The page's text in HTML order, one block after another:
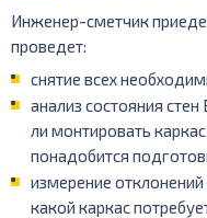
Инженер-сметчик
проведет:
снятие всех
анализ состояния
ли монтировать
понадобится
измерение отклонений
какой каркас